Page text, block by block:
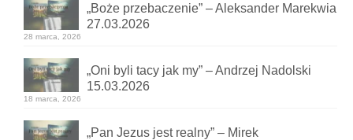
„Boże przebaczenie” – Aleksander Marekwia
27.03.2026
28 marca, 2026
„Oni byli tacy jak my” – Andrzej Nadolski
15.03.2026
18 marca, 2026
„Pan Jezus jest realny” – Mirek